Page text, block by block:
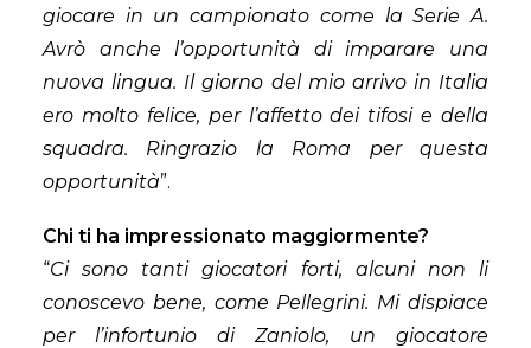
giocare in un campionato come la Serie A.
Avrò anche l’opportunità di imparare una
nuova lingua. Il giorno del mio arrivo in Italia
ero molto felice, per l’affetto dei tifosi e della
squadra. Ringrazio la Roma per questa
opportunità”.
Chi ti ha impressionato maggiormente?
“Ci sono tanti giocatori forti, alcuni non li
conoscevo bene, come Pellegrini. Mi dispiace
per l’infortunio di Zaniolo, un giocatore